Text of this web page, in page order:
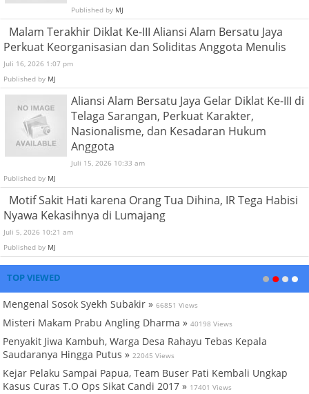
Published by MJ
Malam Terakhir Diklat Ke-III Aliansi Alam Bersatu Jaya
Perkuat Keorganisasian dan Soliditas Anggota Menulis
Juli 16, 2026 1:07 pm
Published by MJ
Aliansi Alam Bersatu Jaya Gelar Diklat Ke-III di
Telaga Sarangan, Perkuat Karakter,
Nasionalisme, dan Kesadaran Hukum
Anggota
Juli 15, 2026 10:33 am
Published by MJ
Motif Sakit Hati karena Orang Tua Dihina, IR Tega Habisi
Nyawa Kekasihnya di Lumajang
Juli 5, 2026 10:21 am
Published by MJ
TOP VIEWED
Mengenal Sosok Syekh Subakir » 66851 Views
Misteri Makam Prabu Angling Dharma » 40198 Views
Penyakit Jiwa Kambuh, Warga Desa Rahayu Tebas Kepala
Saudaranya Hingga Putus » 22045 Views
Kejar Pelaku Sampai Papua, Team Buser Pati Kembali Ungkap
Kasus Curas T.O Ops Sikat Candi 2017 » 17401 Views